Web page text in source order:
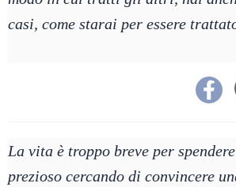
casi, come starai per essere
La vita è troppo breve per
prezioso cercando di convincere